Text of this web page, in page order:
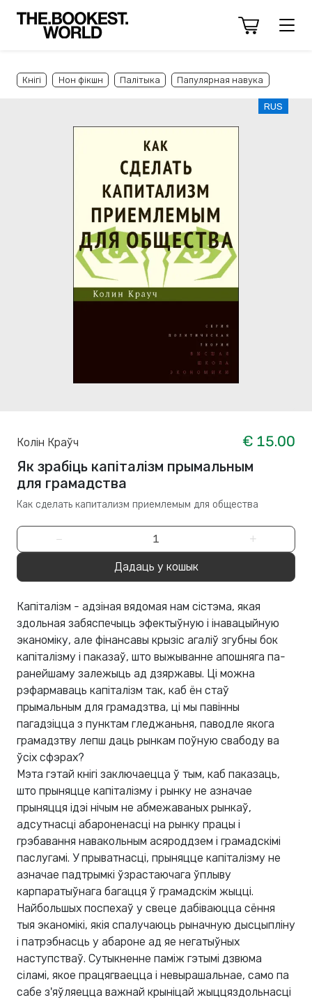
Кнігі Нон фікшн Палітыка Папулярная навука
RUS
Колін Краўч
€ 15.00
Як зрабіць капіталізм прымальным
для грамадства
Как сделать капитализм приемлемым для общества
− +
Дадаць у кошык
Капіталізм - адзіная вядомая нам сістэма, якая
здольная забяспечыць эфектыўную і інавацыйную
эканоміку, але фінансавы крызіс агаліў згубны бок
капіталізму і паказаў, што выжыванне апошняга па-
ранейшаму залежыць ад дзяржавы. Ці можна
рэфармаваць капіталізм так, каб ён стаў
прымальным для грамадзтва, ці мы павінны
пагадзіцца з пунктам гледжаньня, паводле якога
грамадзтву лепш даць рынкам поўную свабоду ва
ўсіх сфэрах?
Мэта гэтай кнігі заключаецца ў тым, каб паказаць,
што прыняцце капіталізму і рынку не азначае
прыняцця ідэі нічым не абмежаваных рынкаў,
адсутнасці абароненасці на рынку працы і
грэбавання навакольным асяроддзем і грамадскімі
паслугамі. У прыватнасці, прыняцце капіталізму не
азначае падтрымкі ўзрастаючага ўплыву
карпаратыўнага багацця ў грамадскім жыцці.
Найбольшых поспехаў у свеце дабіваюцца сёння
тыя эканомікі, якія спалучаюць рыначную дысцыпліну
і патрэбнасць у абароне ад яе негатыўных
наступстваў. Сутыкненне паміж гэтымі дзвюма
сіламі, якое працягваецца і невырашальнае, само па
сабе з'яўляецца важнай крыніцай жыццяздольнасці